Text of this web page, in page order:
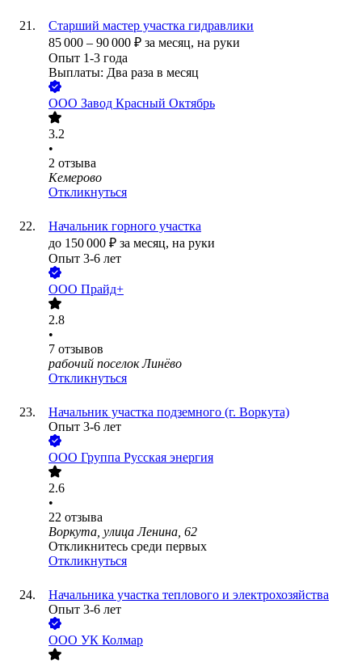
Старший мастер участка гидравлики
85 000 – 90 000 ₽ за месяц, на руки
Опыт 1-3 года
Выплаты: Два раза в месяц
ООО Завод Красный Октябрь
3.2
•
2 отзыва
Кемерово
Откликнуться
Начальник горного участка
до 150 000 ₽ за месяц, на руки
Опыт 3-6 лет
ООО Прайд+
2.8
•
7 отзывов
рабочий поселок Линёво
Откликнуться
Начальник участка подземного (г. Воркута)
Опыт 3-6 лет
ООО Группа Русская энергия
2.6
•
22 отзыва
Воркута, улица Ленина, 62
Откликнитесь среди первых
Откликнуться
Начальника участка теплового и электрохозяйства
Опыт 3-6 лет
ООО УК Колмар